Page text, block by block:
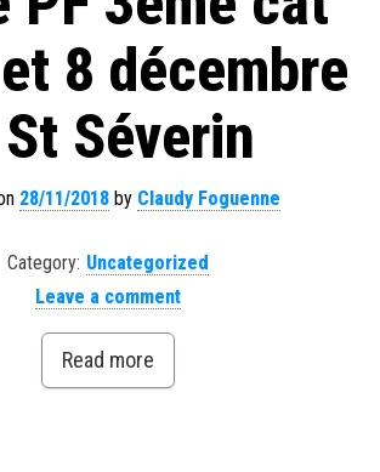
8 décembre
Séverin
28/11/2018 by Claudy Foguenne
Category: Uncategorized
Leave a comment
Read more